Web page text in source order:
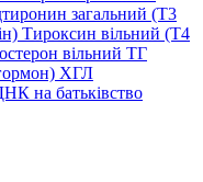
загальний (Т3
Тироксин вільний (Т4
вільний ТГ
ХГЛ
на батьківство